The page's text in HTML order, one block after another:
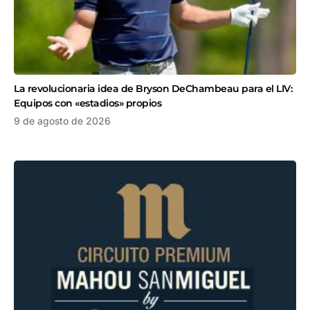
La revolucionaria idea de Bryson DeChambeau para el LIV:
Equipos con «estadios» propios
9 de agosto de 2026